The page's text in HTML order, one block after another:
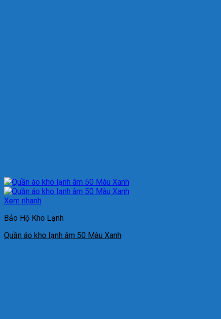
Xem nhanh
Bảo Hộ Kho Lạnh
Quần áo kho lạnh âm 50 Màu Xanh